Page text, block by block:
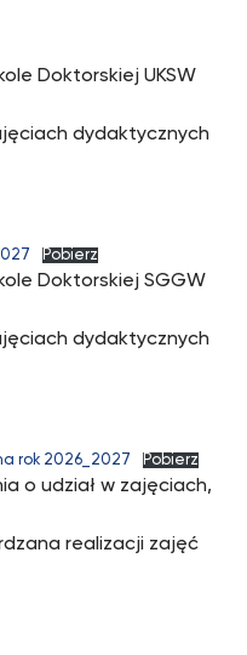
Doktorskiej UKSW
dydaktycznych
Pobierz
Doktorskiej SGGW
dydaktycznych
rok 2026_2027 Pobierz
o udział w zajęciach,
realizacji zajęć